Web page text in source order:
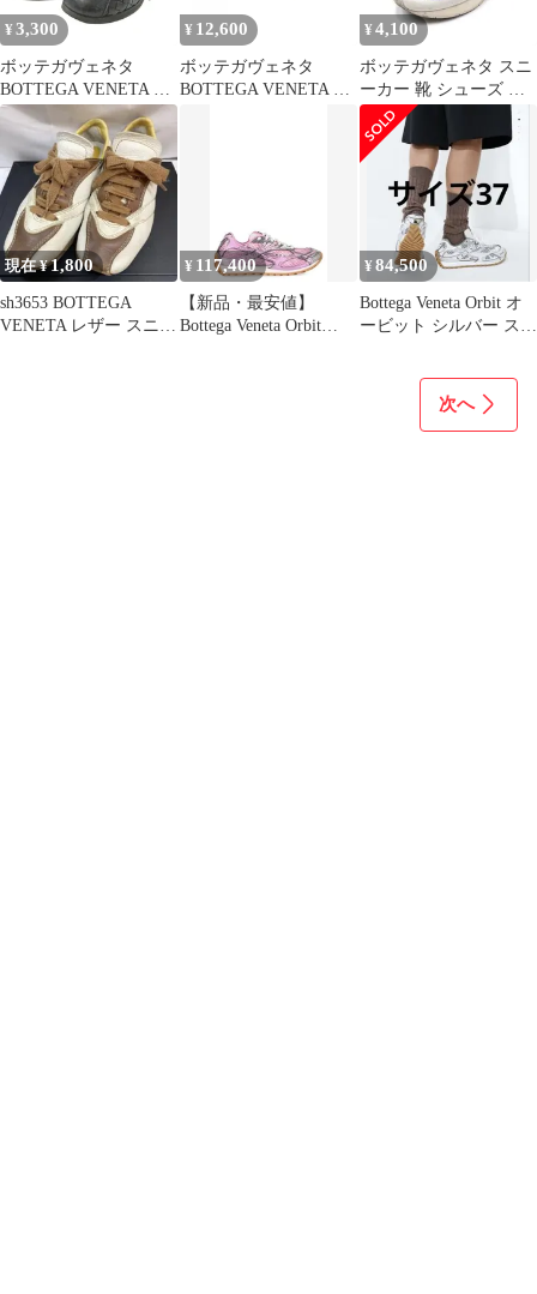
¥ 3,300
ボッテガヴェネタ
BOTTEGA VENETA イ
ントレチャートスニー
カー レザーシューズ ブ
ラック 黒 0205 約21cm
¥ 12,600
ボッテガヴェネタ
BOTTEGA VENETA ス
¥ 4,100
ボッテガヴェネタ スニ
ーカー 靴 シューズ イ
ントレチャート レザー
スエード
現在 ¥1,800
sh3653 BOTTEGA
VENETA レザー スニー
¥ 117,400
【新品・最安値】
Bottega Veneta Orbit
¥84,500
Bottega Veneta Orbit オ
ービット シルバー スニ
次へ